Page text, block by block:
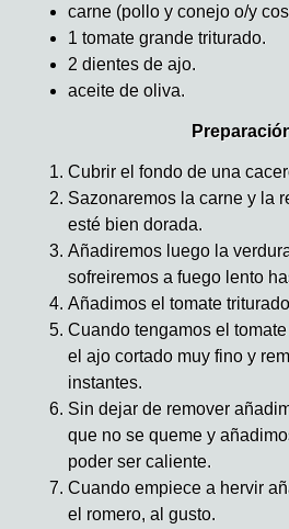
carne (pollo y conejo o/y
1 tomate grande triturado.
2 dientes de ajo.
aceite de oliva.
Cubrir el fondo de una
Sazonaremos la carne y la
esté bien dorada.
Añadiremos luego la
sofreiremos a fuego lento
Añadimos el tomate
Cuando tengamos el
el ajo cortado muy fino y
instantes.
Sin dejar de remover
que no se queme y
poder ser caliente.
Cuando empiece a hervir
el romero, al gusto.